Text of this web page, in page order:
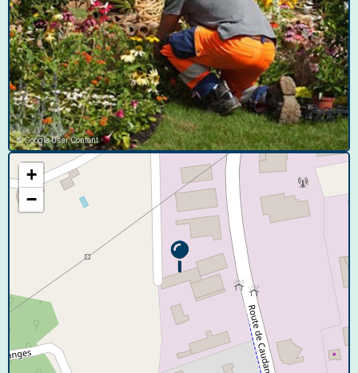
© Google User Content
+
−